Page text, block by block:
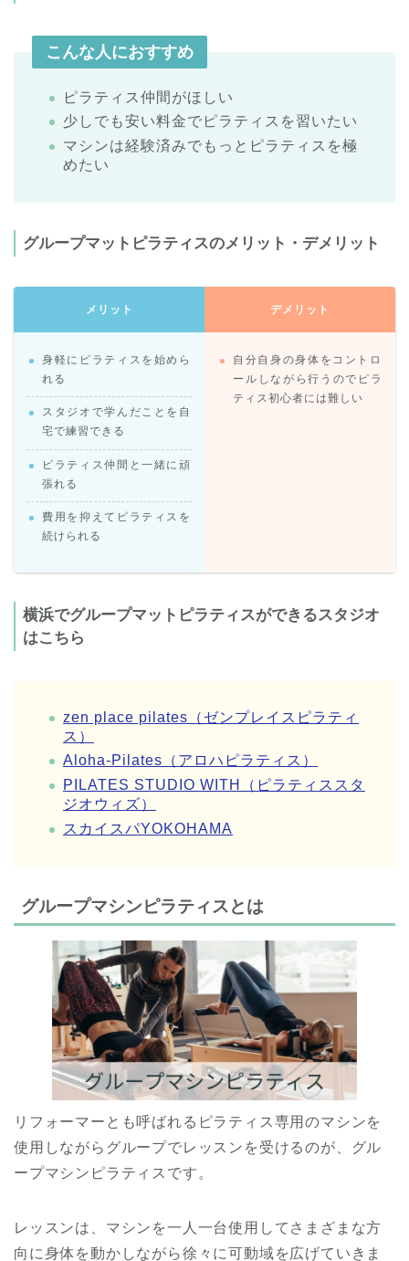
こんな人におすすめ
ピラティス仲間がほしい
少しでも安い料金でピラティスを習いたい
マシンは経験済みでもっとピラティスを極
めたい
グループマットピラティスのメリット・デメリット
メリット
身軽にピラティスを始めら
れる
スタジオで学んだことを自
宅で練習できる
ピラティス仲間と一緒に頑
張れる
費用を抑えてピラティスを
続けられる
デメリット
自分自身の身体をコントロ
ールしながら行うのでピラ
ティス初心者には難しい
横浜でグループマットピラティスができるスタジオ
はこちら
zen place pilates（ゼンプレイスピラティ
ス）
Aloha-Pilates（アロハピラティス）
PILATES STUDIO WITH（ピラティススタ
ジオウィズ）
スカイスパYOKOHAMA
グループマシンピラティスとは
リフォーマーとも呼ばれるピラティス専用のマシンを
使用しながらグループでレッスンを受けるのが、グル
ープマシンピラティスです。
レッスンは、マシンを一人一台使用してさまざまな方
向に身体を動かしながら徐々に可動域を広げていきま